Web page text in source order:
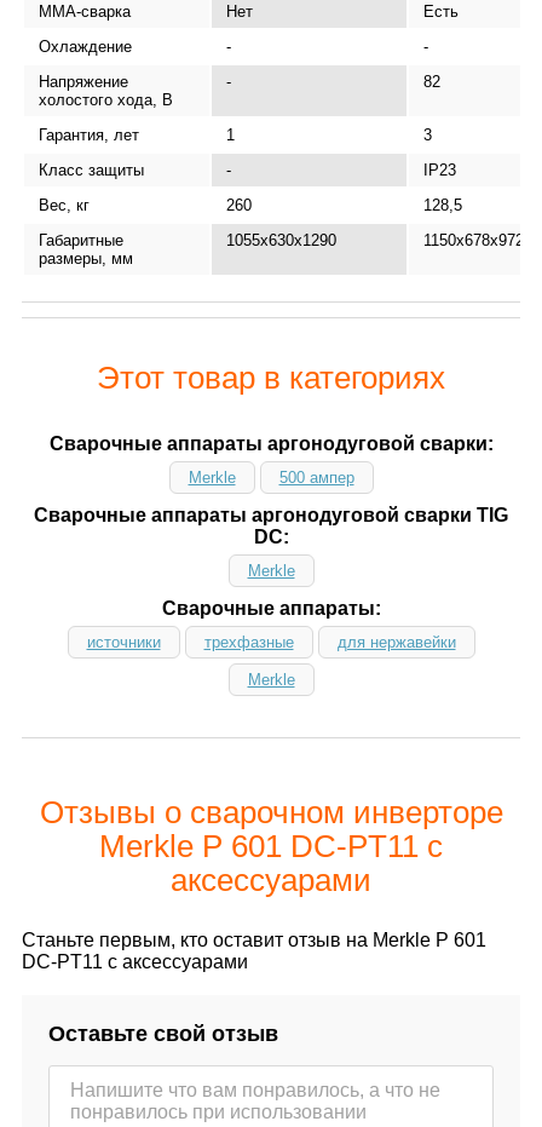
MMA-сварка
Нет
Есть
Охлаждение
-
-
Напряжение
холостого хода, В
- 82
Гарантия, лет 1
3
Класс защиты
-
IP23
Вес, кг
260
128,5
Габаритные
размеры, мм
1055x630x1290 1150x678x972
Этот товар в категориях
Сварочные аппараты аргонодуговой сварки:
Merkle 500 ампер
Сварочные аппараты аргонодуговой сварки TIG
DC:
Merkle
Сварочные аппараты:
источники трехфазные для нержавейки
Merkle
Отзывы о сварочном инверторе
Merkle P 601 DC-PT11 с
аксессуарами
Станьте первым, кто оставит отзыв на Merkle P 601
DC-PT11 с аксессуарами
Оставьте свой отзыв